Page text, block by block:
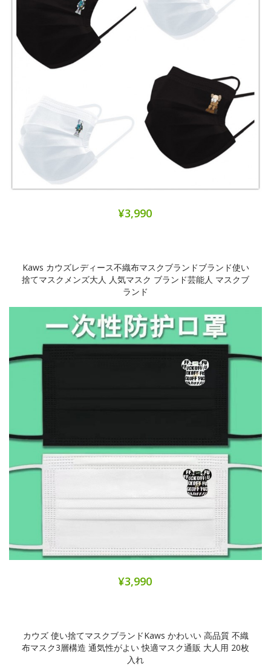
¥3,990
Kaws カウズレディース不織布マスクブランドブランド使い
捨てマスクメンズ大人 人気マスク ブランド芸能人 マスクブ
ランド
¥3,990
カウズ 使い捨てマスクブランドKaws かわいい 高品質 不織
布マスク3層構造 通気性がよい 快適マスク通販 大人用 20枚
入れ